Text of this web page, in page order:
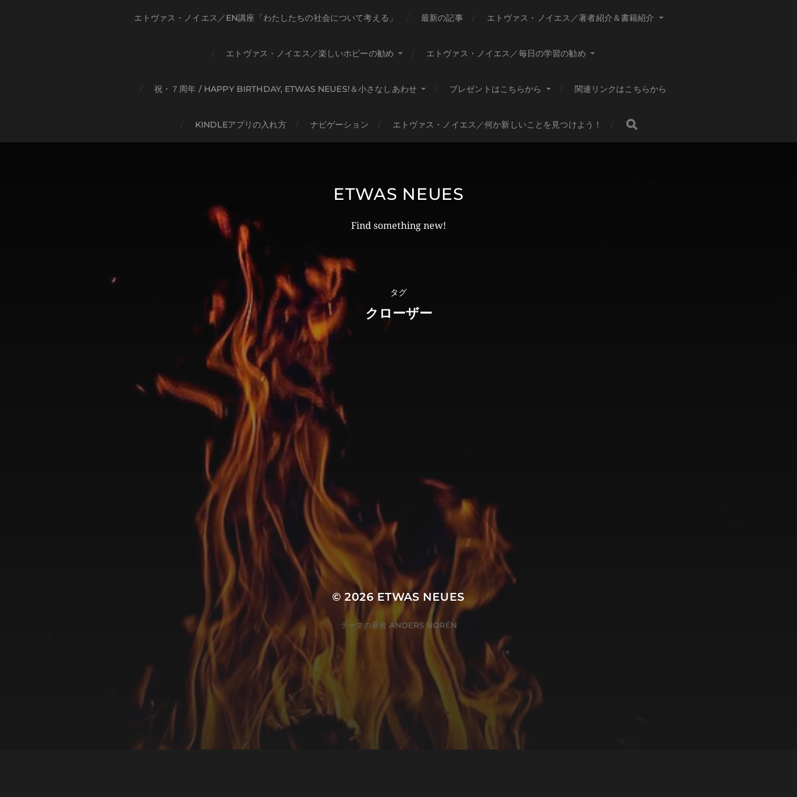
エトヴァス・ノイエス／EN講座「わたしたちの社会について考える」 最新の記事 エトヴァス・ノイエス／著者紹介＆書籍紹介
エトヴァス・ノイエス／楽しいホビーの勧め エトヴァス・ノイエス／毎日の学習の勧め
祝・７周年 / HAPPY BIRTHDAY, ETWAS NEUES!＆小さなしあわせ プレゼントはこちらから 関連リンクはこちらから
KINDLEアプリの入れ方 ナビゲーション エトヴァス・ノイエス／何か新しいことを見つけよう！
ETWAS NEUES
Find something new!
タグ
クローザー
© 2026 ETWAS NEUES
テーマの著者 ANDERS NORÉN